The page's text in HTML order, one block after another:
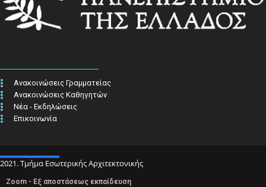
Ανακοινώσεις Γραμματείας
Ανακοινώσεις Καθηγητών
Νέα - Εκδηλώσεις
Επικοινωνία
2021. Τμήμα Εσωτερικής Αρχιτεκτονικής
Zoom - Εξ αποστάσεως εκπαίδευση